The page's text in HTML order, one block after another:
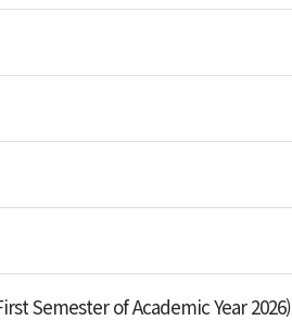
Semester of Academic Year 2026)